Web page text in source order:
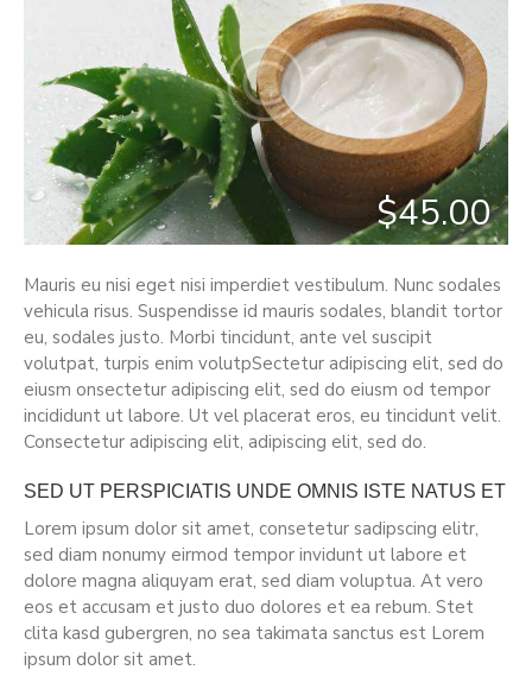
$45.00
Mauris eu nisi eget nisi imperdiet vestibulum. Nunc sodales
vehicula risus. Suspendisse id mauris sodales, blandit tortor
eu, sodales justo. Morbi tincidunt, ante vel suscipit
volutpat, turpis enim volutpSectetur adipiscing elit, sed do
eiusm onsectetur adipiscing elit, sed do eiusm od tempor
incididunt ut labore. Ut vel placerat eros, eu tincidunt velit.
Consectetur adipiscing elit, adipiscing elit, sed do.
SED UT PERSPICIATIS UNDE OMNIS ISTE NATUS ET
Lorem ipsum dolor sit amet, consetetur sadipscing elitr,
sed diam nonumy eirmod tempor invidunt ut labore et
dolore magna aliquyam erat, sed diam voluptua. At vero
eos et accusam et justo duo dolores et ea rebum. Stet
clita kasd gubergren, no sea takimata sanctus est Lorem
ipsum dolor sit amet.